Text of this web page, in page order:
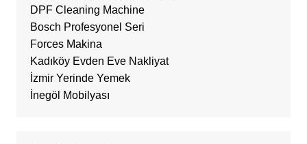
DPF Cleaning Machine
Bosch Profesyonel Seri
Forces Makina
Kadıköy Evden Eve Nakliyat
İzmir Yerinde Yemek
İnegöl Mobilyası